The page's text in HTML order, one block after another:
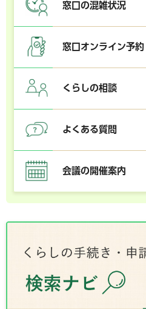
窓口の混雑状況
窓口オンライン予約
くらしの相談
よくある質問
会議の開催案内